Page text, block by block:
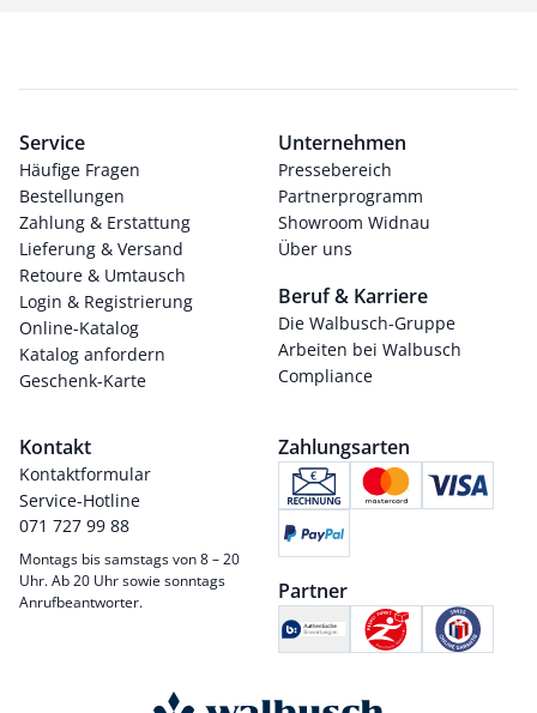
Service
Häufige Fragen
Bestellungen
Zahlung & Erstattung
Lieferung & Versand
Retoure & Umtausch
Login & Registrierung
Online-Katalog
Katalog anfordern
Geschenk-Karte
Unternehmen
Pressebereich
Partnerprogramm
Showroom Widnau
Über uns
Beruf & Karriere
Die Walbusch-Gruppe
Arbeiten bei Walbusch
Compliance
Kontakt
Kontaktformular
Service-Hotline
071 727 99 88
Montags bis samstags von 8 – 20
Uhr. Ab 20 Uhr sowie sonntags
Anrufbeantworter.
Zahlungsarten
Partner